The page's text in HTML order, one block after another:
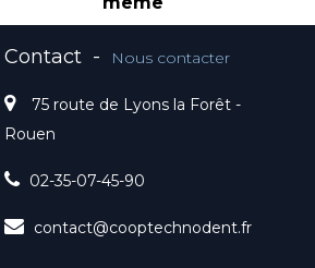
Contact - Nous contacter
75 route de Lyons la Forêt -
Rouen
02-35-07-45-90
contact@cooptechnodent.fr